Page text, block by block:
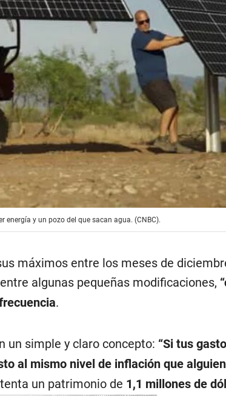
energía y un pozo del que sacan agua. (CNBC).
máximos entre los meses de
algunas pequeñas modificaciones,
.
un simple y claro concepto: “Si tus
al mismo nivel de inflación que
un patrimonio de 1,1 millones de